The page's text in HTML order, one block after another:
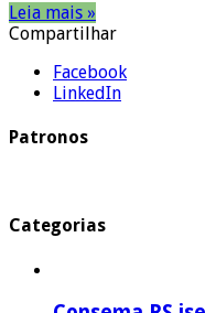
Leia mais »
Compartilhar
Facebook
LinkedIn
Patronos
Categorias